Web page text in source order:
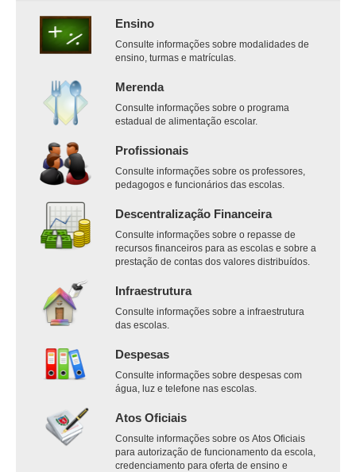
Ensino
Consulte informações sobre modalidades de
ensino, turmas e matrículas.
Merenda
Consulte informações sobre o programa
estadual de alimentação escolar.
Profissionais
Consulte informações sobre os professores,
pedagogos e funcionários das escolas.
Descentralização Financeira
Consulte informações sobre o repasse de
recursos financeiros para as escolas e sobre a
prestação de contas dos valores distribuídos.
Infraestrutura
Consulte informações sobre a infraestrutura
das escolas.
Despesas
Consulte informações sobre despesas com
água, luz e telefone nas escolas.
Atos Oficiais
Consulte informações sobre os Atos Oficiais
para autorização de funcionamento da escola,
credenciamento para oferta de ensino e